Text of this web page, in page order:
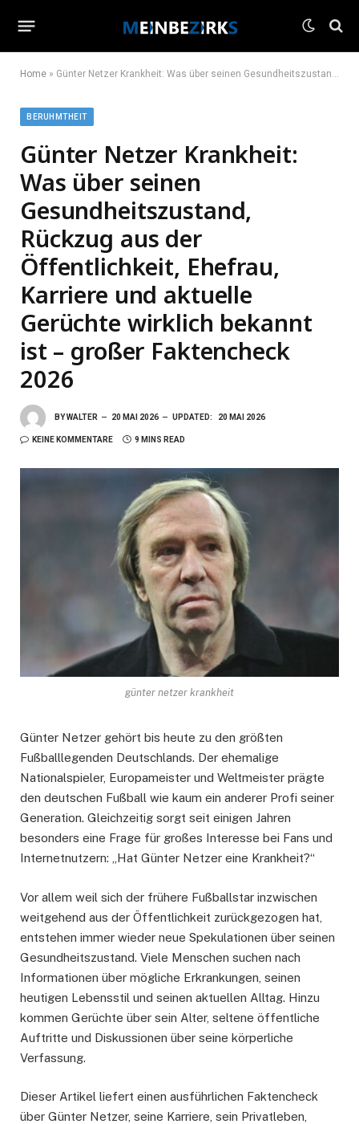
Home » Günter Netzer Krankheit: Was über seinen Gesundheitszustand, Rückzug aus der Öffentlichkeit, Ehefrau, Karriere und aktuelle Gerüchte wirklich bekannt ist – großer Faktencheck 2026
BERUHMTHEIT
Günter Netzer Krankheit:
Was über seinen
Gesundheitszustand,
Rückzug aus der
Öffentlichkeit, Ehefrau,
Karriere und aktuelle
Gerüchte wirklich bekannt
ist – großer Faktencheck
2026
BYWALTER 20 MAI 2026 UPDATED: 20 MAI 2026
KEINE KOMMENTARE 9 MINS READ
günter netzer krankheit
Günter Netzer gehört bis heute zu den größten
Fußballlegenden Deutschlands. Der ehemalige
Nationalspieler, Europameister und Weltmeister prägte
den deutschen Fußball wie kaum ein anderer Profi seiner
Generation. Gleichzeitig sorgt seit einigen Jahren
besonders eine Frage für großes Interesse bei Fans und
Internetnutzern: „Hat Günter Netzer eine Krankheit?“
Vor allem weil sich der frühere Fußballstar inzwischen
weitgehend aus der Öffentlichkeit zurückgezogen hat,
entstehen immer wieder neue Spekulationen über seinen
Gesundheitszustand. Viele Menschen suchen nach
Informationen über mögliche Erkrankungen, seinen
heutigen Lebensstil und seinen aktuellen Alltag. Hinzu
kommen Gerüchte über sein Alter, seltene öffentliche
Auftritte und Diskussionen über seine körperliche
Verfassung.
Dieser Artikel liefert einen ausführlichen Faktencheck
über Günter Netzer, seine Karriere, sein Privatleben,